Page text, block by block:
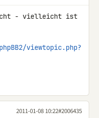
- vielleicht ist
viewtopic.php?
2011-01-08 10:22#2006435